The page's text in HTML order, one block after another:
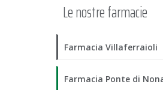
Le nostre farmacie
Farmacia Villaferraioli
Farmacia Ponte di